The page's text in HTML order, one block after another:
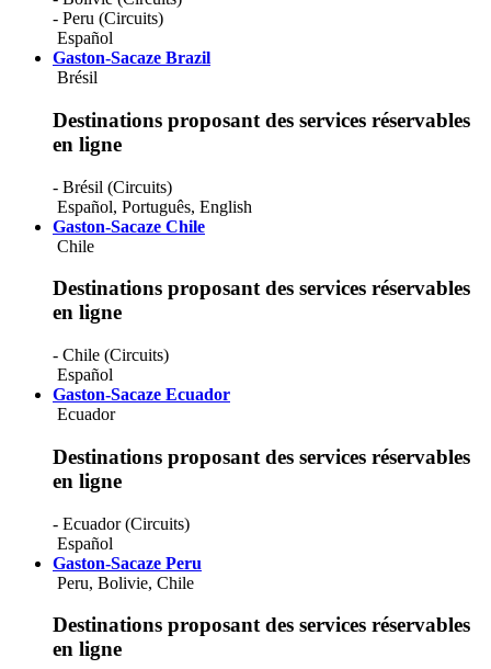
- Peru (Circuits)
Español
Gaston-Sacaze Brazil
Brésil
Destinations proposant des services réservables
en ligne
- Brésil (Circuits)
Español, Português, English
Gaston-Sacaze Chile
Chile
Destinations proposant des services réservables
en ligne
- Chile (Circuits)
Español
Gaston-Sacaze Ecuador
Ecuador
Destinations proposant des services réservables
en ligne
- Ecuador (Circuits)
Español
Gaston-Sacaze Peru
Peru, Bolivie, Chile
Destinations proposant des services réservables
en ligne